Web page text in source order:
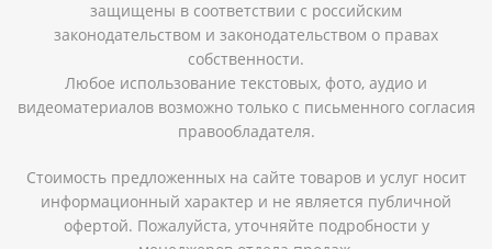
защищены в соответствии с российским
законодательством и законодательством о правах
собственности.
Любое использование текстовых, фото, аудио и
видеоматериалов возможно только с письменного согласия
правообладателя.
Стоимость предложенных на сайте товаров и услуг носит
информационный характер и не является публичной
офертой. Пожалуйста, уточняйте подробности у